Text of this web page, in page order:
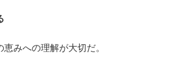
みへの理解が大切だ。